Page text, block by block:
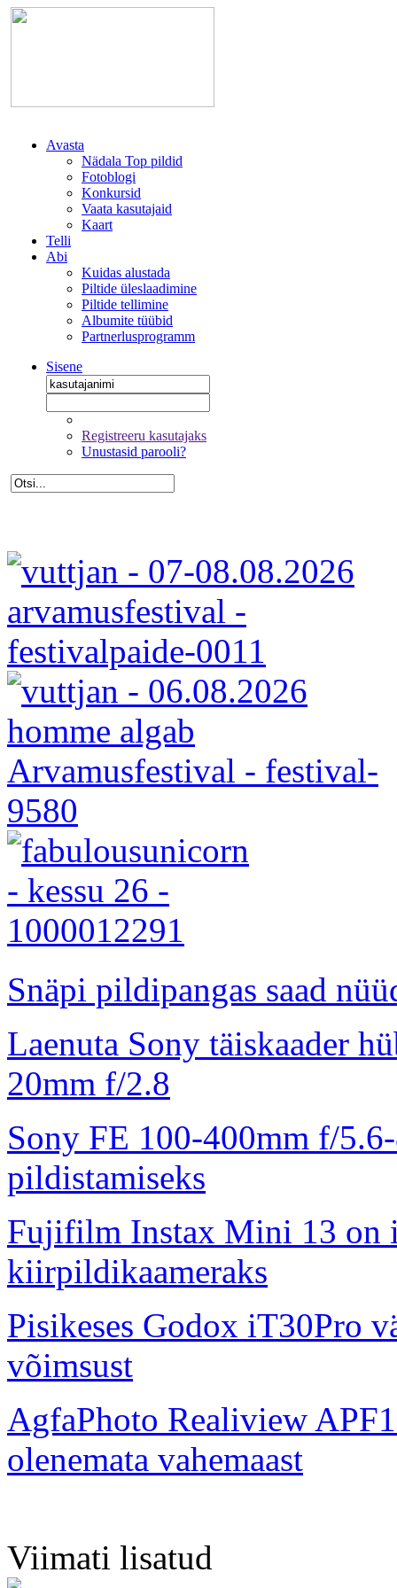
Avasta
Nädala Top pildid
Fotoblogi
Konkursid
Vaata kasutajaid
Kaart
Telli
Abi
Kuidas alustada
Piltide üleslaadimine
Piltide tellimine
Albumite tüübid
Partnerlusprogramm
Sisene
Registreeru kasutajaks
Unustasid parooli?
Snäpi pildipangas saad
Laenuta Sony täiskaader
20mm f/2.8
Sony FE 100-400mm f/
pildistamiseks
Fujifilm Instax Mini 13 on
kiirpildikaameraks
Pisikeses Godox iT30Pro
võimsust
AgfaPhoto Realiview
olenemata vahemaast
Viimati lisatud